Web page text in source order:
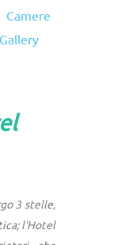
Camere
Gallery
3 stelle,
l'Hotel